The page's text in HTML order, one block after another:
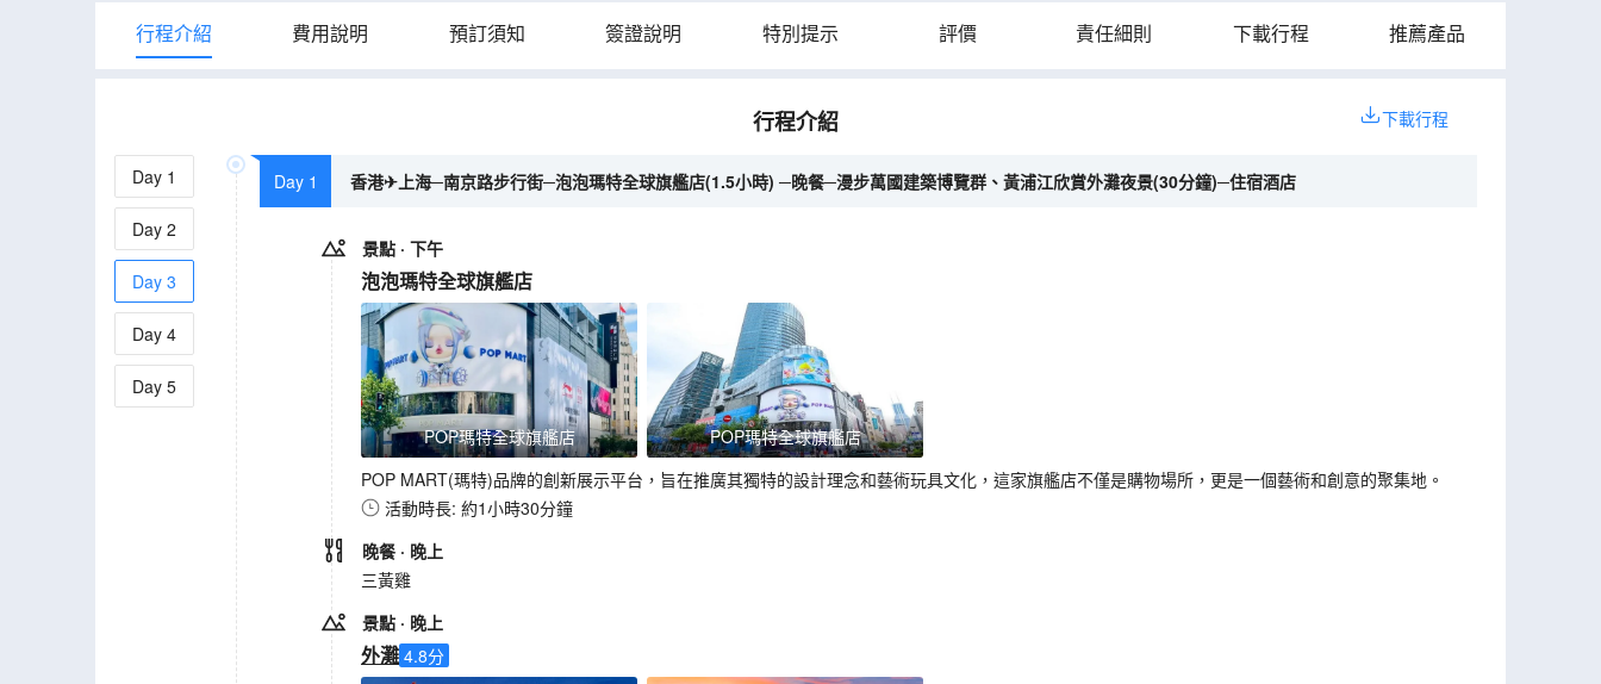
行程介紹 費用說明 預訂須知 簽證說明 特別提示 評價 責任細則 下載行程 推薦產品
行程介紹 下載行程
Day 1
Day 2
Day 3
Day 4
Day 5
Day 1 香港✈上海─南京路步行街─泡泡瑪特全球旗艦店(1.5小時) ─晚餐─漫步萬國建築博覽群、黃浦江欣賞外灘夜景(30分鐘)─住宿酒店
景點 · 下午
泡泡瑪特全球旗艦店
POP瑪特全球旗艦店
POP瑪特全球旗艦店
POP MART(瑪特)品牌的創新展示平台，旨在推廣其獨特的設計理念和藝術玩具文化，這家旗艦店不僅是購物場所，更是一個藝術和創意的聚集地。
活動時長: 約1小時30分鐘
晚餐 · 晚上
三黃雞
景點 · 晚上
外灘 4.8分